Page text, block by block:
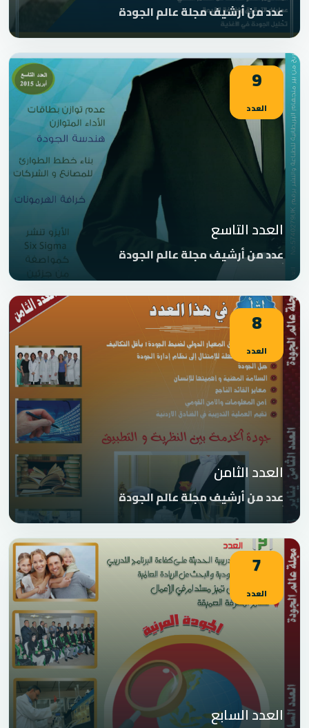
عدد من أرشيف مجلة عالم الجودة
9
العدد
العدد التاسع
عدد من أرشيف مجلة عالم الجودة
8
العدد
العدد الثامن
عدد من أرشيف مجلة عالم الجودة
7
العدد
العدد السابع